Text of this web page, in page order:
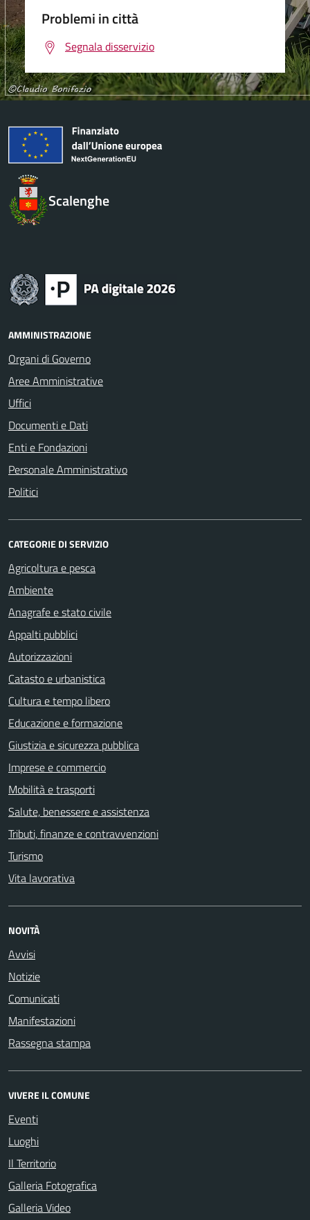
Problemi in città
Segnala disservizio
Scalenghe
AMMINISTRAZIONE
Organi di Governo
Aree Amministrative
Uffici
Documenti e Dati
Enti e Fondazioni
Personale Amministrativo
Politici
CATEGORIE DI SERVIZIO
Agricoltura e pesca
Ambiente
Anagrafe e stato civile
Appalti pubblici
Autorizzazioni
Catasto e urbanistica
Cultura e tempo libero
Educazione e formazione
Giustizia e sicurezza pubblica
Imprese e commercio
Mobilità e trasporti
Salute, benessere e assistenza
Tributi, finanze e contravvenzioni
Turismo
Vita lavorativa
NOVITÀ
Avvisi
Notizie
Comunicati
Manifestazioni
Rassegna stampa
VIVERE IL COMUNE
Eventi
Luoghi
Il Territorio
Galleria Fotografica
Galleria Video